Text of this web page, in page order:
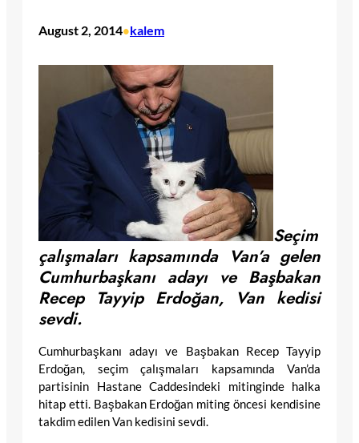
August 2, 2014•kalem
Seçim
çalışmaları kapsamında Van’a gelen
Cumhurbaşkanı adayı ve Başbakan
Recep Tayyip Erdoğan, Van kedisi
sevdi.
Cumhurbaşkanı adayı ve Başbakan Recep Tayyip
Erdoğan, seçim çalışmaları kapsamında Van’da
partisinin Hastane Caddesindeki mitinginde halka
hitap etti. Başbakan Erdoğan miting öncesi kendisine
takdim edilen Van kedisini sevdi.